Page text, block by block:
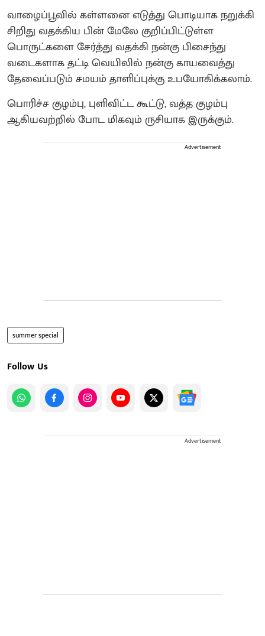
வாழைப்பூவில் கள்ளனை எடுத்து பொடியாக நறுக்கி
சிறிது வதக்கிய பின் மேலே குறிப்பிட்டுள்ள
பொருட்களை சேர்த்து வதக்கி நன்கு பிசைந்து
வடைகளாக தட்டி வெயிலில் நன்கு காயவைத்து
தேவைப்படும் சமயம் தாளிப்புக்கு உபயோகிக்கலாம்.
பொரிச்ச குழம்பு, புளிவிட்ட கூட்டு, வத்த குழம்பு
ஆகியவற்றில் போட மிகவும் ருசியாக இருக்கும்.
Advertisement
summer special
Follow Us
Advertisement